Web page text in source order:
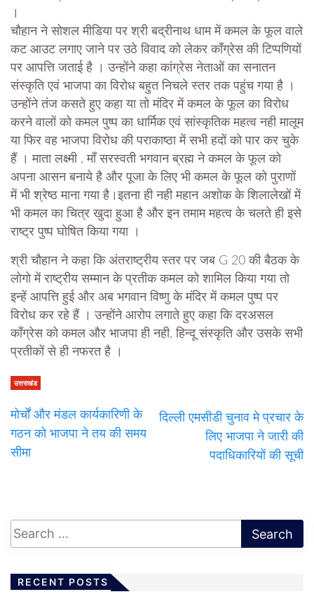
।
चौहान ने सोशल मीडिया पर श्री बद्रीनाथ धाम में कमल के फूल वाले
कट आउट लगाए जाने पर उठे विवाद को लेकर काँग्रेस की टिप्पणियों
पर आपत्ति जताई है । उन्होंने कहा कांग्रेस नेताओं का सनातन
संस्कृति एवं भाजपा का विरोध बहुत निचले स्तर तक पहुंच गया है ।
उन्होंने तंज कसते हुए कहा या तो मंदिर में कमल के फूल का विरोध
करने वालों को कमल पुष्प का धार्मिक एवं सांस्कृतिक महत्व नही मालूम
या फिर वह भाजपा विरोध की पराकाष्ठा में सभी हदों को पार कर चुके
हैं । माता लक्ष्मी , माँ सरस्वती भगवान ब्रह्म ने कमल के फूल को
अपना आसन बनाये है और पूजा के लिए भी कमल के फूल को पुराणों
में भी श्रेष्ठ माना गया है।इतना ही नही महान अशोक के शिलालेखों में
भी कमल का चित्र खुदा हुआ है और इन तमाम महत्व के चलते ही इसे
राष्ट्र पुष्प घोषित किया गया ।
श्री चौहान ने कहा कि अंतराष्ट्रीय स्तर पर जब G 20 की बैठक के
लोगो में राष्ट्रीय सम्मान के प्रतीक कमल को शामिल किया गया तो
इन्हें आपत्ति हुई और अब भगवान विष्णु के मंदिर में कमल पुष्प पर
विरोध कर रहे हैं । उन्होंने आरोप लगाते हुए कहा कि दरअसल
काँग्रेस को कमल और भाजपा ही नही, हिन्दू संस्कृति और उसके सभी
प्रतीकों से ही नफरत है ।
उत्तराखंड
मोर्चों और मंडल कार्यकारिणी के
गठन को भाजपा ने तय की समय
सीमा
दिल्ली एमसीडी चुनाव मे प्रचार के
लिए भाजपा ने जारी की
पदाधिकारियों की सूची
RECENT POSTS